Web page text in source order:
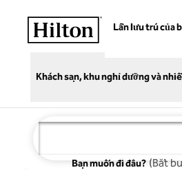
Lần lưu trú của
Khách sạn, khu nghỉ dưỡng và
Bạn muốn đi đâu? (Bắt
Mở